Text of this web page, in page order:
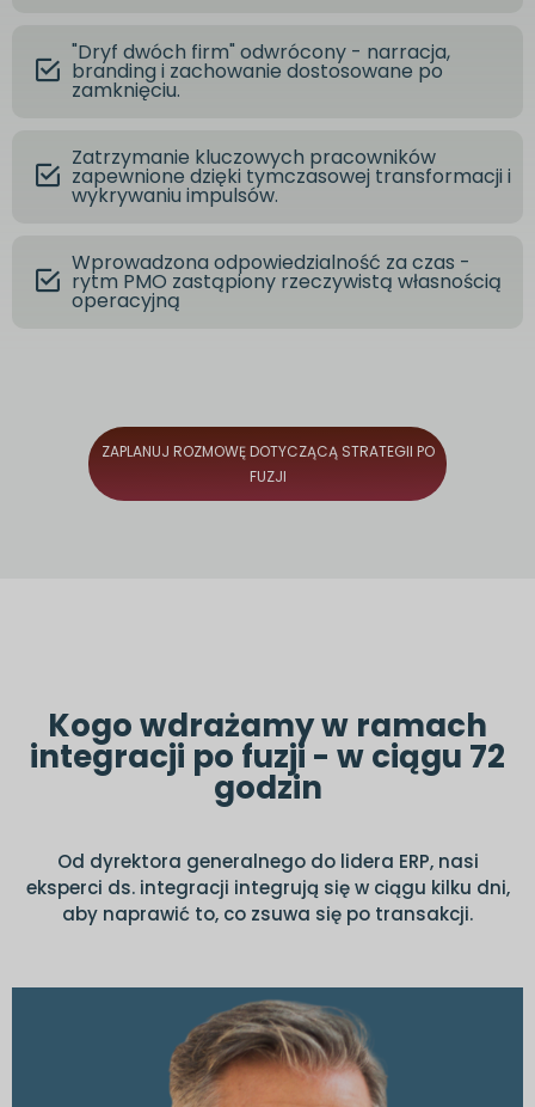
"Dryf dwóch firm" odwrócony - narracja,
branding i zachowanie dostosowane po
zamknięciu.
Zatrzymanie kluczowych pracowników
zapewnione dzięki tymczasowej transformacji i
wykrywaniu impulsów.
Wprowadzona odpowiedzialność za czas -
rytm PMO zastąpiony rzeczywistą własnością
operacyjną
ZAPLANUJ ROZMOWĘ DOTYCZĄCĄ STRATEGII PO
FUZJI
Kogo wdrażamy w ramach
integracji po fuzji - w ciągu 72
godzin
Od dyrektora generalnego do lidera ERP, nasi
eksperci ds. integracji integrują się w ciągu kilku dni,
aby naprawić to, co zsuwa się po transakcji.